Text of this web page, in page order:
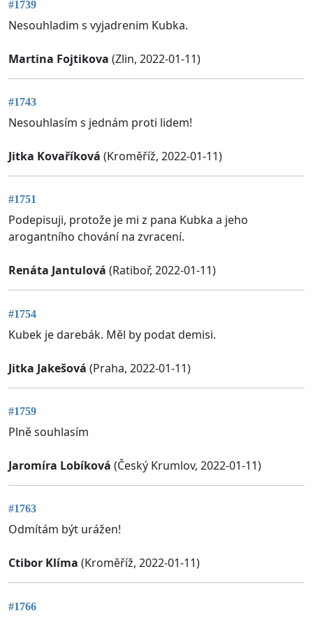
#1739
Nesouhladim s vyjadrenim Kubka.
Martina Fojtikova (Zlin, 2022-01-11)
#1743
Nesouhlasím s jednám proti lidem!
Jitka Kovaříková (Kroměříž, 2022-01-11)
#1751
Podepisuji, protože je mi z pana Kubka a jeho
arogantního chování na zvracení.
Renáta Jantulová (Ratiboř, 2022-01-11)
#1754
Kubek je darebák. Měl by podat demisi.
Jitka Jakešová (Praha, 2022-01-11)
#1759
Plně souhlasím
Jaromíra Lobíková (Český Krumlov, 2022-01-11)
#1763
Odmítám být urážen!
Ctibor Klíma (Kroměříž, 2022-01-11)
#1766